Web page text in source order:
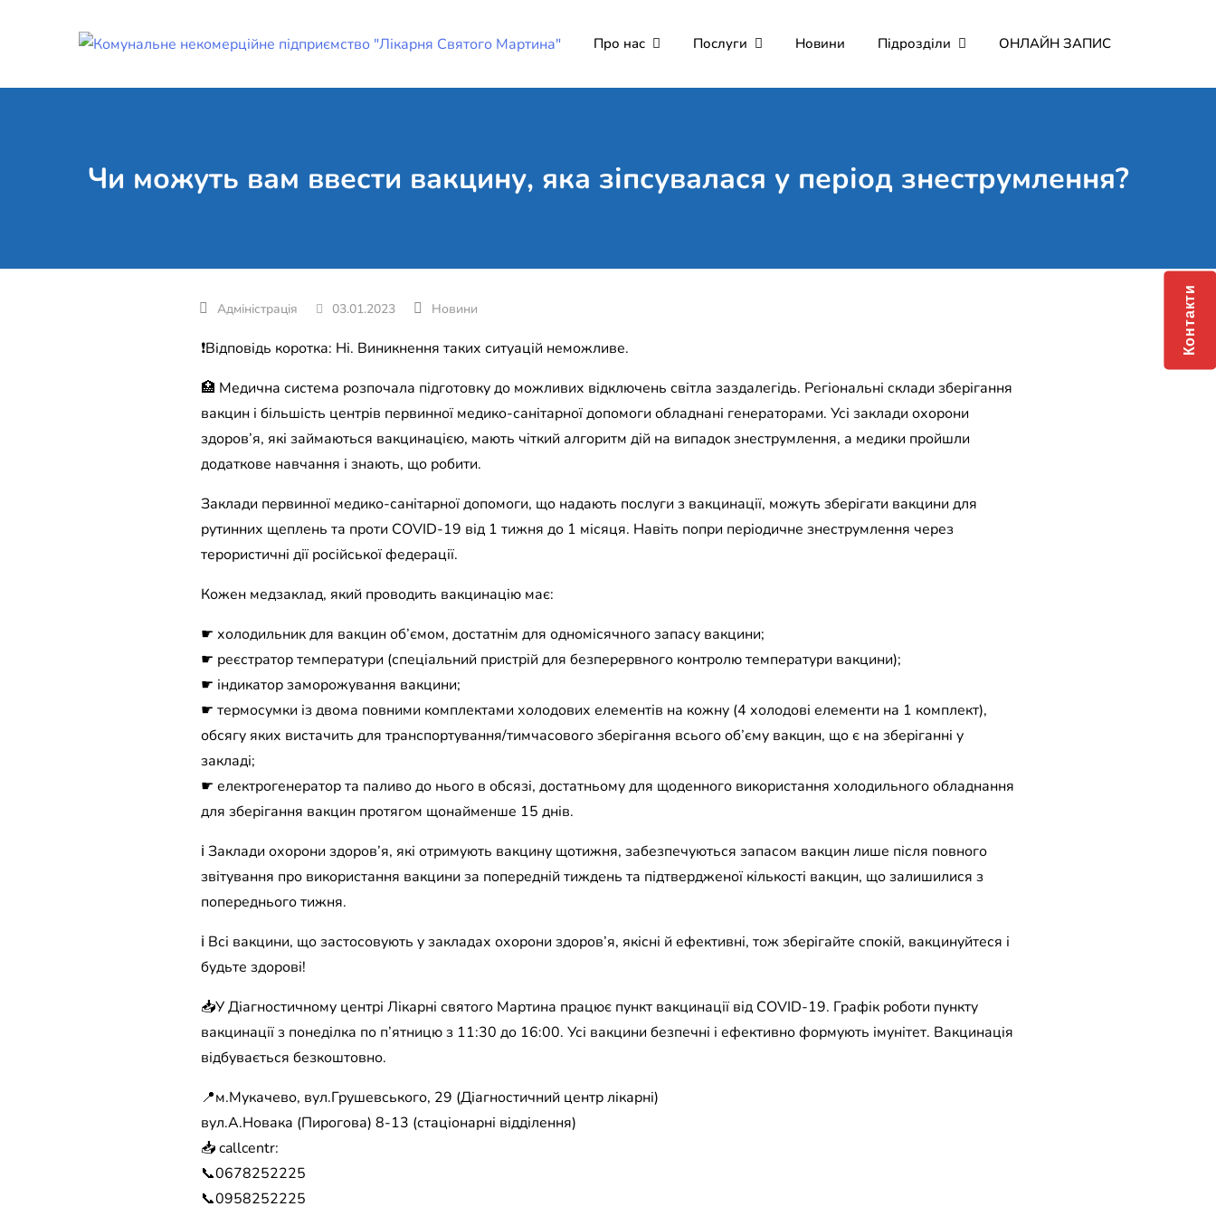
Комунальне некомерційне підприємство
"Лікарня Святого Мартина"
Поліклініка Мукачево
Про нас Послуги Новини Підрозділи ОНЛАЙН ЗАПИС
Чи можуть вам ввести вакцину, яка зіпсувалася у період знеструмлення?
03.01.2023 Новини
❗️Відповідь коротка: Ні. Виникнення таких ситуацій неможливе.
🏥 Медична система розпочала підготовку до можливих відключень світла заздалегідь. Регіональні склади зберігання
вакцин і більшість центрів первинної медико-санітарної допомоги обладнані генераторами. Усі заклади охорони
здоров’я, які займаються вакцинацією, мають чіткий алгоритм дій на випадок знеструмлення, а медики пройшли
додаткове навчання і знають, що робити.
Заклади первинної медико-санітарної допомоги, що надають послуги з вакцинації, можуть зберігати вакцини для
рутинних щеплень та проти COVID-19 від 1 тижня до 1 місяця. Навіть попри періодичне знеструмлення через
терористичні дії російської федерації.
Кожен медзаклад, який проводить вакцинацію має:
☛ холодильник для вакцин об’ємом, достатнім для одномісячного запасу вакцини;
☛ реєстратор температури (спеціальний пристрій для безперервного контролю температури вакцини);
☛ індикатор заморожування вакцини;
☛ термосумки із двома повними комплектами холодових елементів на кожну (4 холодові елементи на 1 комплект),
обсягу яких вистачить для транспортування/тимчасового зберігання всього об’єму вакцин, що є на зберіганні у
закладі;
☛ електрогенератор та паливо до нього в обсязі, достатньому для щоденного використання холодильного обладнання
для зберігання вакцин протягом щонайменше 15 днів.
ℹ️ Заклади охорони здоров’я, які отримують вакцину щотижня, забезпечуються запасом вакцин лише після повного
звітування про використання вакцини за попередній тиждень та підтвердженої кількості вакцин, що залишилися з
попереднього тижня.
ℹ️ Всі вакцини, що застосовують у закладах охорони здоров’я, якісні й ефективні, тож зберігайте спокій, вакцинуйтеся і
будьте здорові!
📥У Діагностичному центрі Лікарні святого Мартина працює пункт вакцинації від COVID-19. Графік роботи пункту
вакцинації з понеділка по п’ятницю з 11:30 до 16:00. Усі вакцини безпечні і ефективно формують імунітет. Вакцинація
відбувається безкоштовно.
📍м.Мукачево, вул.Грушевського, 29 (Діагностичний центр лікарні)
вул.А.Новака (Пирогова) 8-13 (стаціонарні відділення)
📥 callcentr:
📞0678252225
📞0958252225
Контакти